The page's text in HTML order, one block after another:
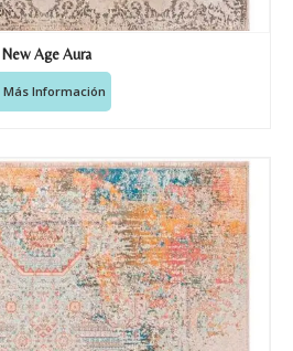
New Age Aura
Más Información